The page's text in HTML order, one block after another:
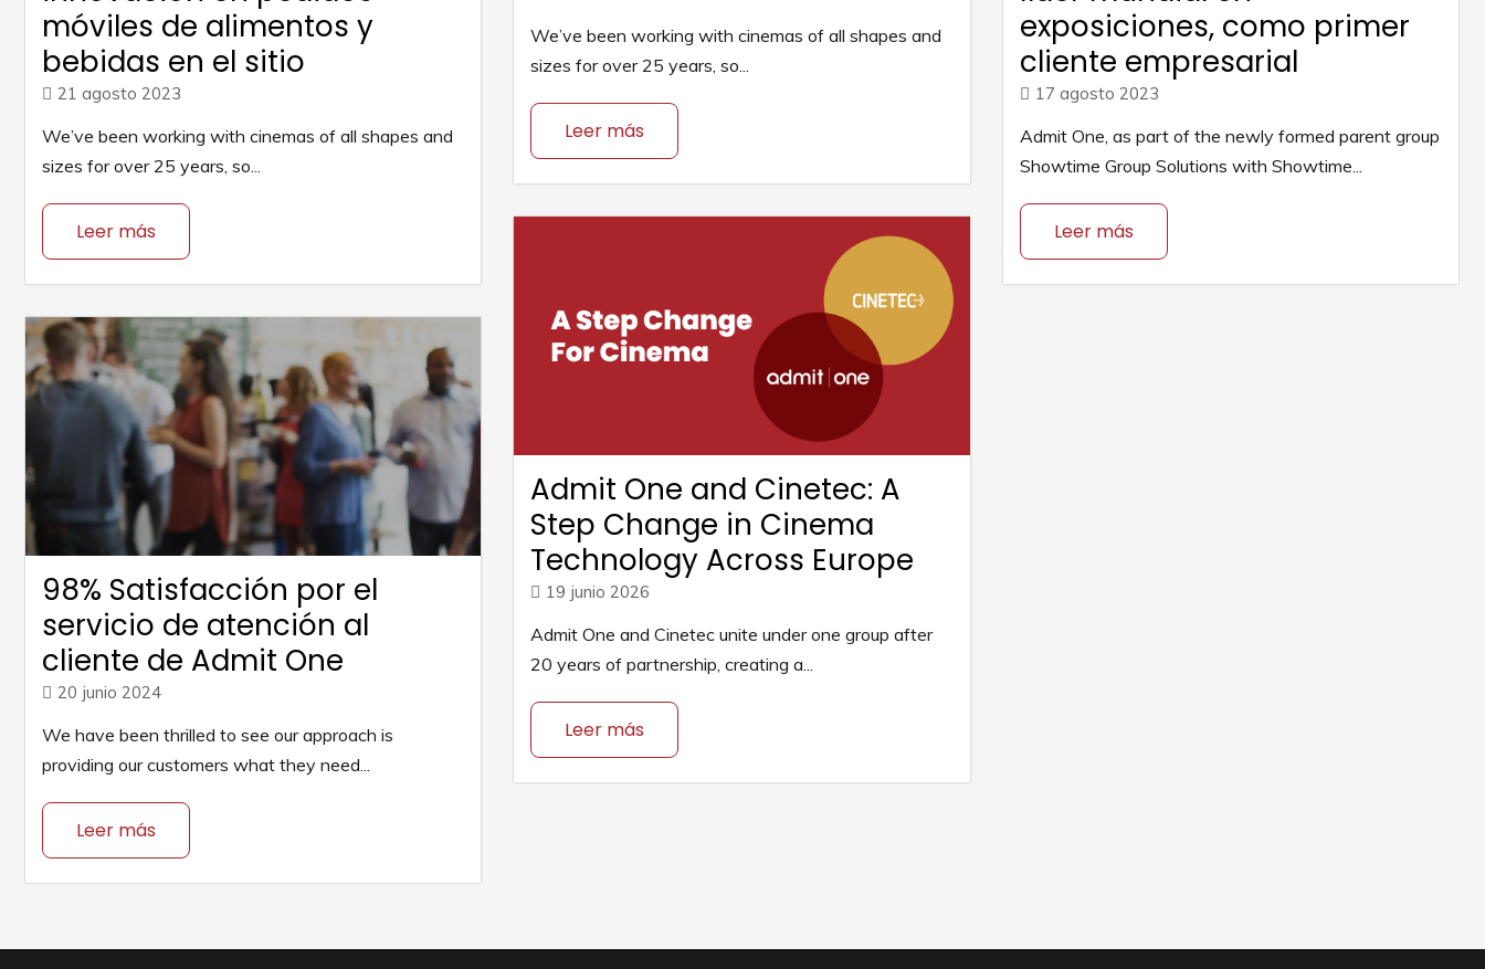
We’ve been working with cinemas of all shapes and
sizes for over 25 years, so...
Leer más
móviles de alimentos y
bebidas en el sitio
21 agosto 2023
We’ve been working with cinemas of all shapes and
sizes for over 25 years, so...
Leer más
exposiciones, como primer
cliente empresarial
17 agosto 2023
Admit One, as part of the newly formed parent group
Showtime Group Solutions with Showtime...
Leer más
Admit One and Cinetec: A
Step Change in Cinema
Technology Across Europe
19 junio 2026
Admit One and Cinetec unite under one group after
20 years of partnership, creating a...
Leer más
98% Satisfacción por el
servicio de atención al
cliente de Admit One
20 junio 2024
We have been thrilled to see our approach is
providing our customers what they need...
Leer más